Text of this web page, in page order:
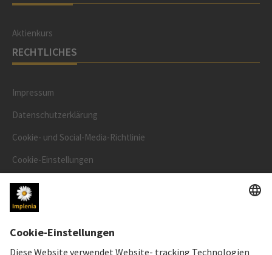
Aktienkurs
RECHTLICHES
Impressum
Datenschutzerklärung
Cookie- und Social-Media-Richtlinie
Cookie-Einstellungen
Speak Up Line
AKTIENKURS
SWX: Implenia AG